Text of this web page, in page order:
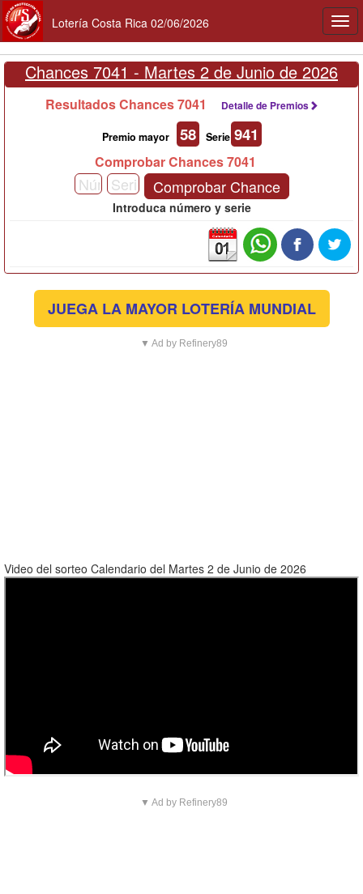
Lotería Costa Rica 02/06/2026
Chances 7041 - Martes 2 de Junio de 2026
Resultados Chances 7041 Detalle de Premios
Premio mayor 58 Serie 941
Comprobar Chances 7041
Comprobar Chance
Introduca número y serie
JUEGA LA MAYOR LOTERÍA MUNDIAL
▼ Ad by Refinery89
Video del sorteo Calendario del Martes 2 de Junio de 2026
▼ Ad by Refinery89